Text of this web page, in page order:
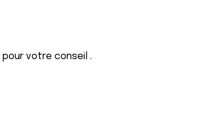
votre conseil .